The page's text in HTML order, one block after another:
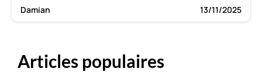
Damian 13/11/2025
Articles populaires